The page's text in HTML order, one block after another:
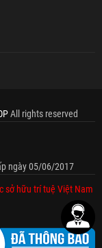
All rights reserved
ngày 05/06/2017
sở hữu trí tuệ Việt Nam